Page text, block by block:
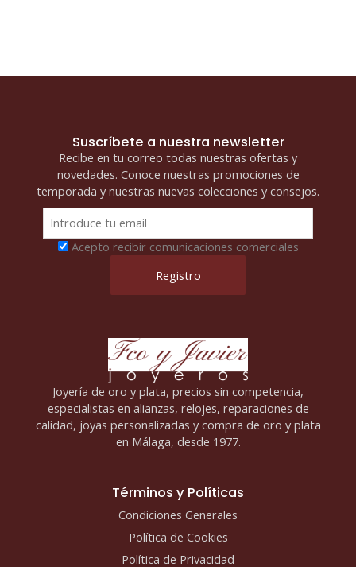
Suscríbete a nuestra newsletter
Recibe en tu correo todas nuestras ofertas y
novedades. Conoce nuestras promociones de
temporada y nuestras nuevas colecciones y consejos.
Acepto recibir comunicaciones comerciales
Joyería de oro y plata, precios sin competencia,
especialistas en alianzas, relojes, reparaciones de
calidad, joyas personalizadas y compra de oro y plata
en Málaga, desde 1977.
Términos y Políticas
Condiciones Generales
Política de Cookies
Política de Privacidad